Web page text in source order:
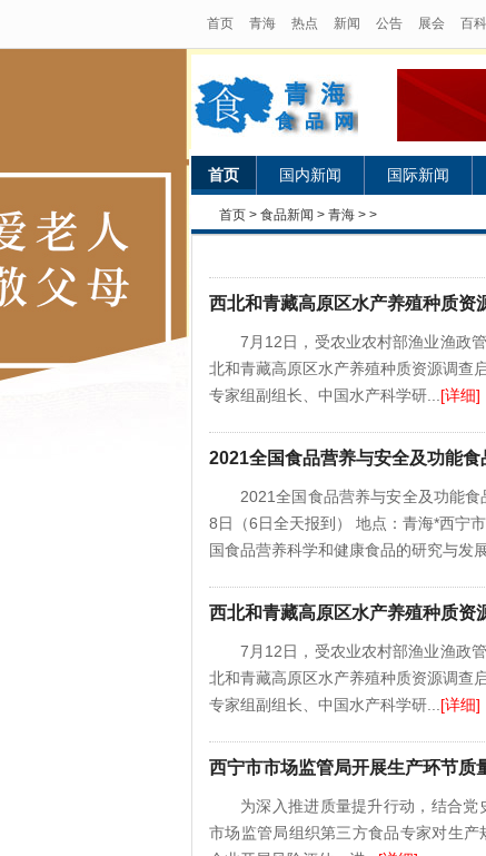
首页 青海 热点 新闻 公告 展会 百科
首页 国内新闻 国际新闻
首页 > 食品新闻 > 青海 > >
西北和青藏高原区水产养殖种质资
7月12日，受农业农村部渔业渔政
北和青藏高原区水产养殖种质资源调查
专家组副组长、中国水产科学研... [详细]
2021全国食品营养与安全及功能食
2021全国食品营养与安全及功能
8日（6日全天报到） 地点：青海*西宁
国食品营养科学和健康食品的研究与发
西北和青藏高原区水产养殖种质资
7月12日，受农业农村部渔业渔政
北和青藏高原区水产养殖种质资源调查
专家组副组长、中国水产科学研... [详细]
西宁市市场监管局开展生产环节质
为深入推进质量提升行动，结合
市场监管局组织第三方食品专家对生